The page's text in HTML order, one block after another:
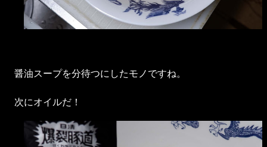
醤油スープを分待つにしたモノですね。
次にオイルだ！